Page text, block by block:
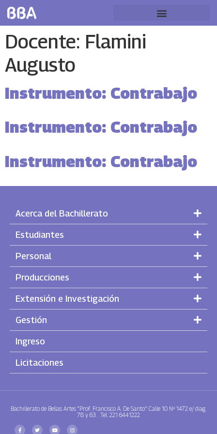
Docente: Flamini
Augusto
Instrumento: Contrabajo
Instrumento: Contrabajo
Instrumento: Contrabajo
Acerca del Bachillerato
Estudiantes
Personal
Producciones
Extensión e Investigación
Gestión
Ingreso
Licitaciones
Bachillerato de Bellas Artes “Prof. Francisco A. De Santo”. Calle 10 Nº 1472 e/ diag.
78 y 63. . Tel. 221 6441222